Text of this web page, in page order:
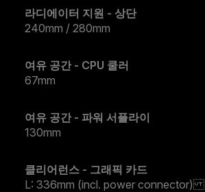
라디에이터 지원 - 상단
240mm / 280mm
여유 공간 - CPU 쿨러
67mm
여유 공간 - 파워 서플라이
130mm
클리어런스 - 그래픽 카드
L: 336mm (incl. power connector)